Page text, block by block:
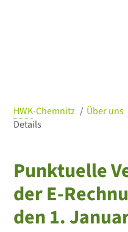
HWK-Chemnitz Über uns
Details
Punktuelle
der E-
den 1.